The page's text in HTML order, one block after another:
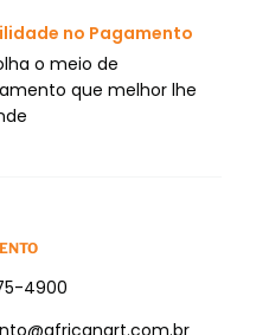
no Pagamento
o meio de
que melhor lhe
4900